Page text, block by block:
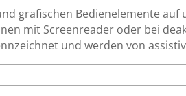
grafischen Bedienelemente
mit Screenreader oder bei
und werden von